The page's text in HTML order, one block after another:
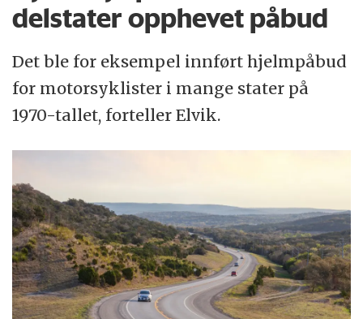
delstater opphevet påbud
Det ble for eksempel innført hjelmpåbud
for motorsyklister i mange stater på
1970-tallet, forteller Elvik.